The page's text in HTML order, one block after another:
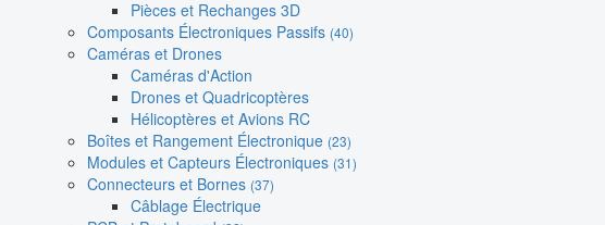
Pièces et Rechanges 3D
Composants Électroniques Passifs (40)
Caméras et Drones
Caméras d'Action
Drones et Quadricoptères
Hélicoptères et Avions RC
Boîtes et Rangement Électronique (23)
Modules et Capteurs Électroniques (31)
Connecteurs et Bornes (37)
Câblage Électrique